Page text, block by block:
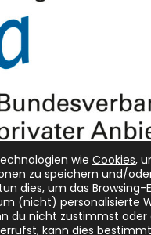
wie Cookies,
zu speichern und/
dies, um das Browsing-
(nicht) personalisierte
du nicht zustimmst oder
kann dies